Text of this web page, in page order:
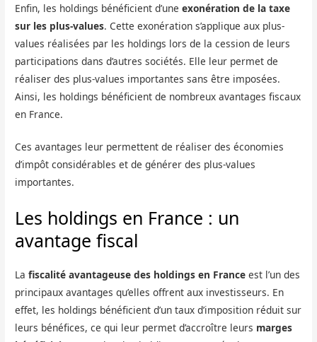
Enfin, les holdings bénéficient d’uneexonération de la taxe
sur les plus-values. Cette exonération s’applique aux plus-
values réalisées par les holdings lors de la cession de leurs
participations dans d’autres sociétés. Elle leur permet de
réaliser des plus-values importantes sans être imposées.
Ainsi, les holdings bénéficient de nombreux avantages fiscaux
en France.
Ces avantages leur permettent de réaliser des économies
d’impôt considérables et de générer des plus-values
importantes.
Les holdings en France : un
avantage fiscal
La fiscalité avantageuse des holdings en France est l’un des
principaux avantages qu’elles offrent aux investisseurs. En
effet, les holdings bénéficient d’un taux d’imposition réduit sur
leurs bénéfices, ce qui leur permet d’accroître leurs marges